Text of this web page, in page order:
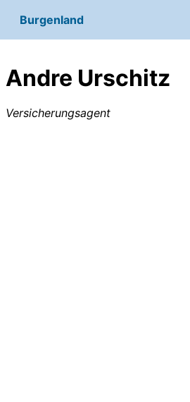
Burgenland
Andre Urschitz
Versicherungsagent